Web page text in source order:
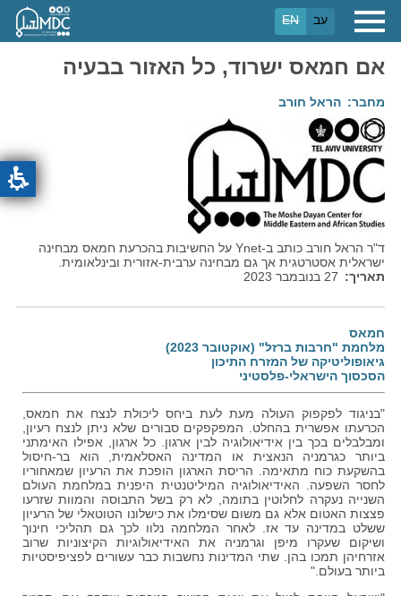
לתוכן
העיקרי
EN עב
אם חמאס ישרוד, כל האזור בבעיה
מחבר הראל חורב
ד"ר הראל חורב כותב ב-Ynet על החשיבות בהכרעת חמאס מבחינה
ישראלית אסטרטגית אך גם מבחינה ערבית-אזורית ובינלאומית.
תאריך
27 בנובמבר 2023
חמאס
מלחמת "חרבות ברזל" (אוקטובר 2023)
גיאופוליטיקה של המזרח התיכון
הסכסוך הישראלי-פלסטיני
"בניגוד לפקפוק העולה מעת לעת ביחס ליכולת לנצח את חמאס,
הכרעתו אפשרית בהחלט. המפקפקים סבורים שלא ניתן לנצח רעיון,
ומבלבלים בכך בין אידיאולוגיה לבין ארגון. כל ארגון, אפילו האימתני
ביותר כגרמניה הנאצית או המדינה האסלאמית, הוא בר-חיסול
בהשקעת כוח מתאימה. הריסת הארגון הופכת את הרעיון שמאחוריו
לחסר השפעה. האידיאולוגיה המיליטנטית היפנית במלחמת העולם
השנייה נעקרה לחלוטין בתומה, לא רק בשל התבוסה והמוות שזרעו
פצצות האטום אלא גם משום שסימלו את כישלונו הטוטאלי של הרעיון
ששלט במדינה עד אז. לאחר המלחמה נלוו לכך גם תהליכי חינוך
ושיקום שעקרו מיפן וגרמניה את האידיאולוגיות הקיצוניות שרוב
אזרחיהן תמכו בהן. שתי המדינות נחשבות כבר עשורים לפציפיסטיות
ביותר בעולם."